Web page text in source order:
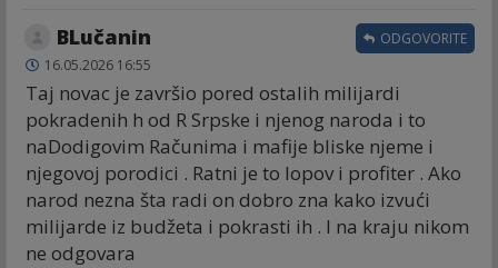
BLučanin
16.05.2026 16:55
Taj novac je završio pored ostalih milijardi
pokradenih h od R Srpske i njenog naroda i to
naDodigovim Računima i mafije bliske njeme i
njegovoj porodici . Ratni je to lopov i profiter . Ako
narod nezna šta radi on dobro zna kako izvući
milijarde iz budžeta i pokrasti ih . I na kraju nikom
ne odgovara
ODGOVORITE